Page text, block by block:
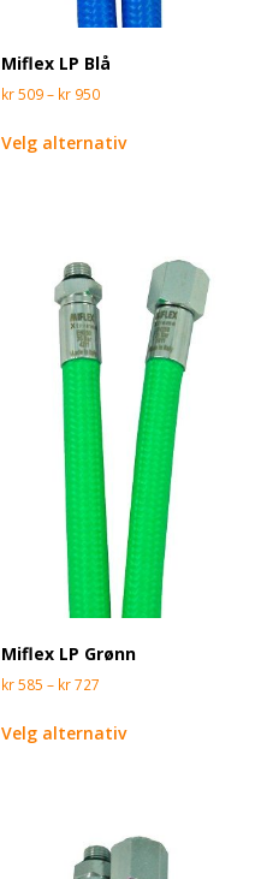
Miflex LP Blå
kr509– kr 950
Velg alternativ
Miflex LP Grønn
kr585 – kr727
Velg alternativ